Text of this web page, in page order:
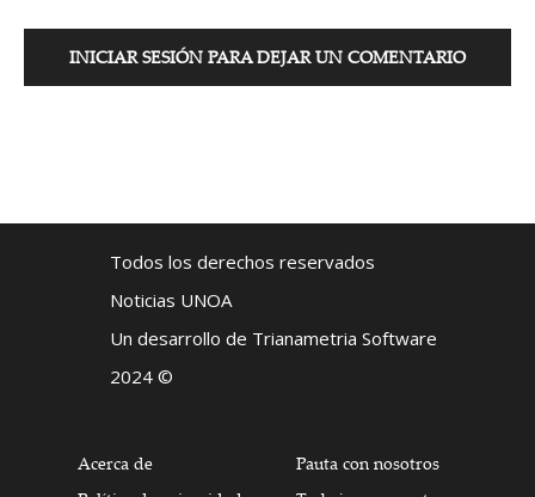
INICIAR SESIÓN PARA DEJAR UN COMENTARIO
Todos los derechos reservados
Noticias UNOA
Un desarrollo de Trianametria Software
2024 ©
Acerca de
Pauta con nosotros